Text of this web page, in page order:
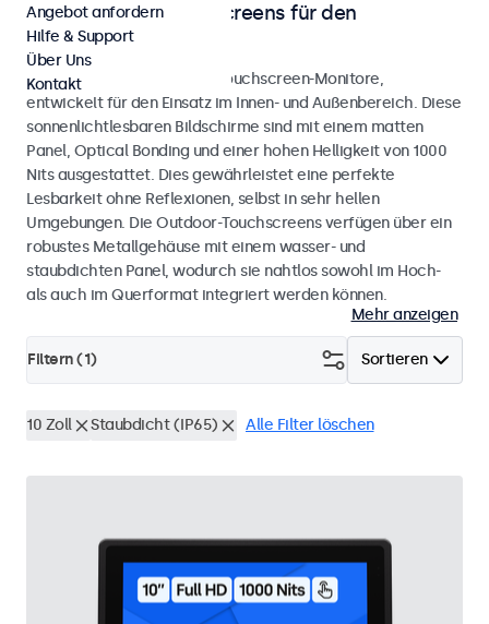
Monitore und Touchscreens für den
Außenbereich
Wetterfeste Monitore und Touchscreen-Monitore,
entwickelt für den Einsatz im Innen- und Außenbereich. Diese
sonnenlichtlesbaren Bildschirme sind mit einem matten
Panel, Optical Bonding und einer hohen Helligkeit von 1000
Nits ausgestattet. Dies gewährleistet eine perfekte
Lesbarkeit ohne Reflexionen, selbst in sehr hellen
Umgebungen. Die Outdoor-Touchscreens verfügen über ein
robustes Metallgehäuse mit einem wasser- und
staubdichten Panel, wodurch sie nahtlos sowohl im Hoch-
als auch im Querformat integriert werden können.
Mehr anzeigen
Sortieren
Filtern (1)
10 Zoll Staubdicht (IP65) Alle Filter löschen
Angebot anfordern
Hilfe & Support
Über Uns
Kontakt